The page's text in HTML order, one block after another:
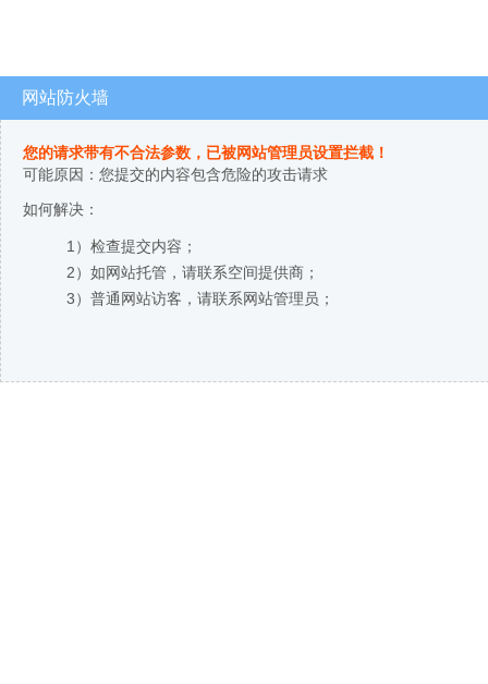
网站防火墙
您的请求带有不合法参数，已被网站管理员设置拦截！
可能原因：您提交的内容包含危险的攻击请求
如何解决：
1）检查提交内容；
2）如网站托管，请联系空间提供商；
3）普通网站访客，请联系网站管理员；